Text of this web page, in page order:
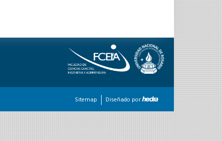
Diseñado por
Sitemap